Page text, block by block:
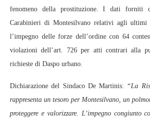
fenomeno della prostituzione. I dati forniti
Carabinieri di Montesilvano relativi agli ultimi
l’impegno delle forze dell’ordine con 64
violazioni dell’art. 726 per atti contrari alla
richieste di Daspo urbano.
Dichiarazione del Sindaco De Martinis: “La
rappresenta un tesoro per Montesilvano, un
proteggere e valorizzare. L’impegno congiunto